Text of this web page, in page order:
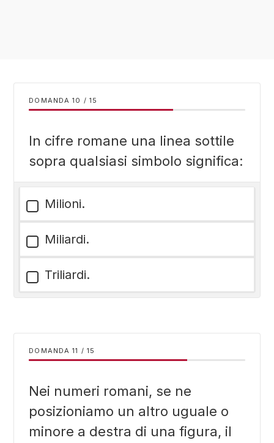
DOMANDA / 15
In cifre romane una linea sottile
sopra qualsiasi simbolo significa:
Milioni.
Miliardi.
Triliardi.
DOMANDA / 15
Nei numeri romani, se ne
posizioniamo un altro uguale o
minore a destra di una figura, il